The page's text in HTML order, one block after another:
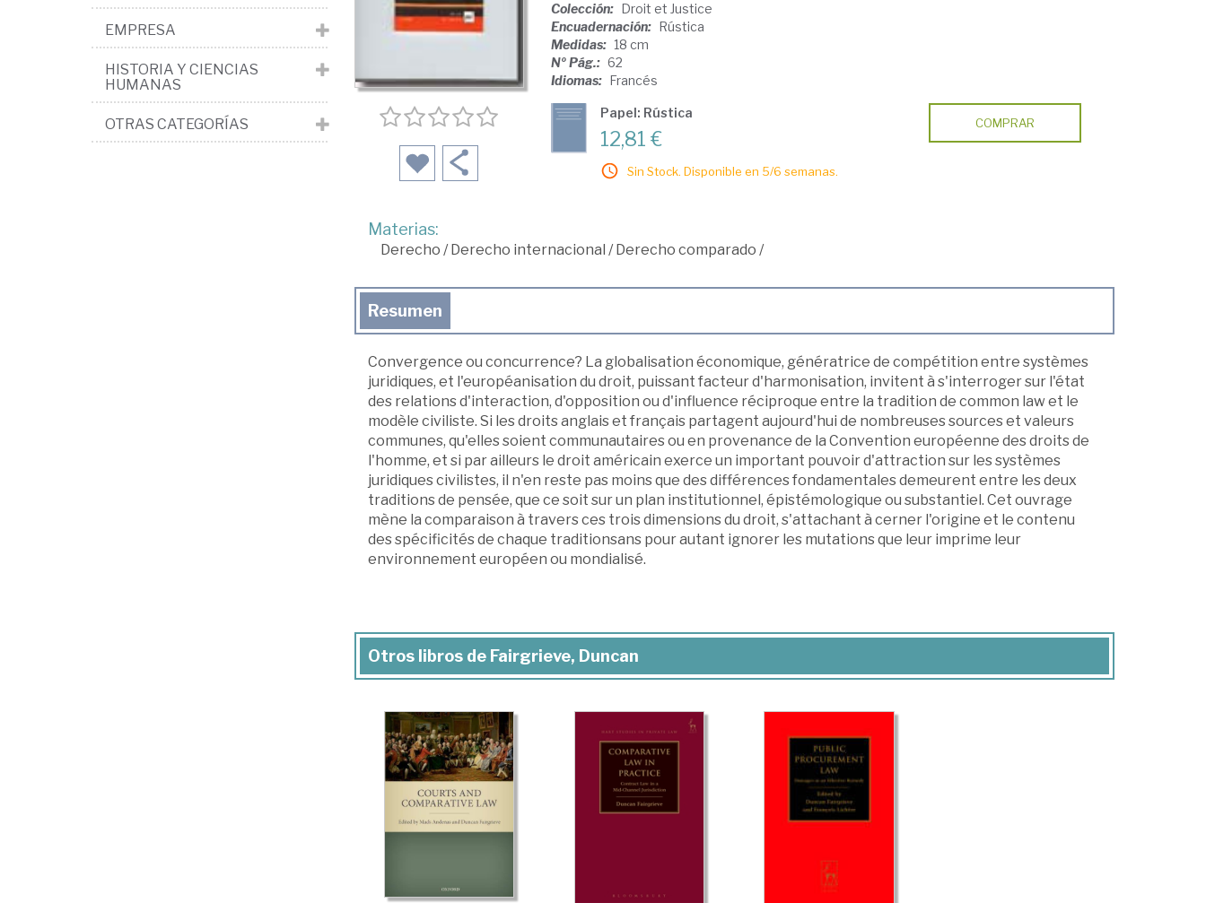
Colección: Droit et Justice
Encuadernación: Rústica
Medidas: 18 cm
Nº Pág.: 62
Idiomas: Francés
Papel: Rústica
12,81 €
Sin Stock. Disponible en 5/6 semanas.
COMPRAR
Materias:
Derecho /Derecho internacional /Derecho comparado /
Resumen
Convergence ou concurrence? La globalisation économique, génératrice de compétition entre systèmes
juridiques, et l'européanisation du droit, puissant facteur d'harmonisation, invitent à s'interroger sur l'état
des relations d'interaction, d'opposition ou d'influence réciproque entre la tradition de common law et le
modèle civiliste. Si les droits anglais et français partagent aujourd'hui de nombreuses sources et valeurs
communes, qu'elles soient communautaires ou en provenance de la Convention européenne des droits de
l'homme, et si par ailleurs le droit américain exerce un important pouvoir d'attraction sur les systèmes
juridiques civilistes, il n'en reste pas moins que des différences fondamentales demeurent entre les deux
traditions de pensée, que ce soit sur un plan institutionnel, épistémologique ou substantiel. Cet ouvrage
mène la comparaison à travers ces trois dimensions du droit, s'attachant à cerner l'origine et le contenu
des spécificités de chaque traditionsans pour autant ignorer les mutations que leur imprime leur
environnement européen ou mondialisé.
Otros libros de Fairgrieve, Duncan
EMPRESA
HISTORIA Y CIENCIAS
HUMANAS
OTRAS CATEGORÍAS